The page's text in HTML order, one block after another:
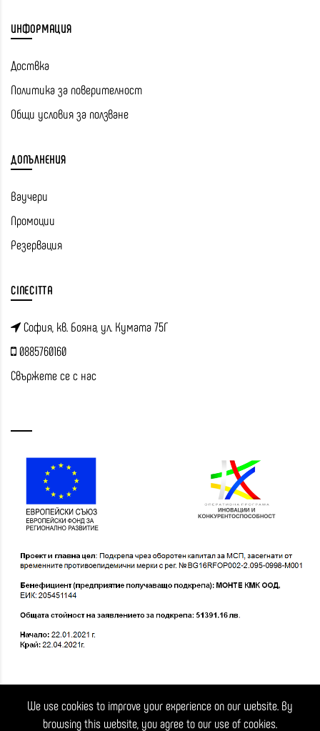
ИНФОРМАЦИЯ
Доствка
Политика за поверителност
Общи условия за ползване
ДОПЪЛНЕНИЯ
Ваучери
Промоции
Резервация
CINECITTA
София, кв. Бояна, ул. Кумата 75Г
0885760160
Свържете се с нас
We use cookies to improve your experience on our website. By
browsing this website, you agree to our use of cookies.